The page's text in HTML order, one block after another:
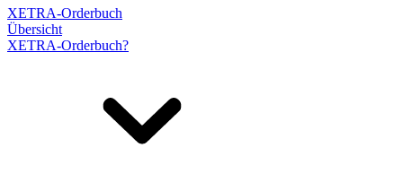
XETRA-Orderbuch
Übersicht
XETRA-Orderbuch?